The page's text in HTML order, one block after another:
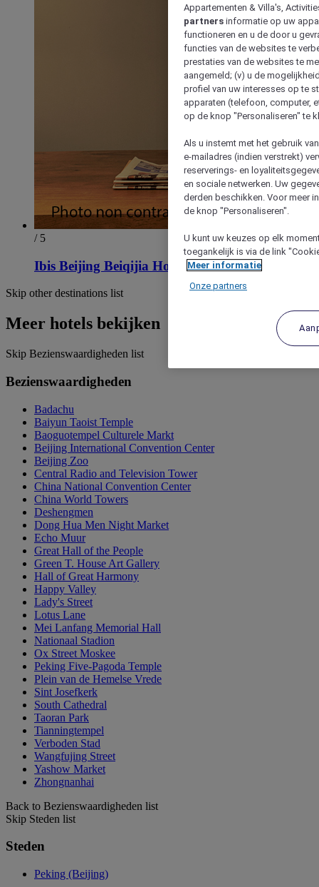
/ 5
Ibis Beijing Beiqijia Hotel
Skip other destinations list
Meer hotels bekijken
Skip Bezienswaardigheden list
Bezienswaardigheden
Badachu
Baiyun Taoist Temple
Baoguotempel Culturele Markt
Beijing International Convention Center
Beijing Zoo
Central Radio and Television Tower
China National Convention Center
China World Towers
Deshengmen
Dong Hua Men Night Market
Echo Muur
Great Hall of the People
Green T. House Art Gallery
Hall of Great Harmony
Happy Valley
Lady's Street
Lotus Lane
Mei Lanfang Memorial Hall
Nationaal Stadion
Ox Street Moskee
Peking Five-Pagoda Temple
Plein van de Hemelse Vrede
Sint Josefkerk
South Cathedral
Taoran Park
Tianningtempel
Verboden Stad
Wangfujing Street
Yashow Market
Zhongnanhai
Back to Bezienswaardigheden list
Skip Steden list
Steden
Peking (Beijing)
Appartementen & Villa's,
partners informatie op uw
functioneren en u de door u
functies van de websites te
prestaties van de websites te
aangemeld; (v) u de
profiel van uw interesses op te
apparaten (telefoon, computer,
op de knop "Personaliseren" te
Als u instemt met het gebruik
e-mailadres (indien verstrekt)
reserverings- en
en sociale netwerken. Uw
derden beschikken. Voor meer
de knop "Personaliseren".
U kunt uw keuzes op elk
toegankelijk is via de link
Meer informatie
Onze partners